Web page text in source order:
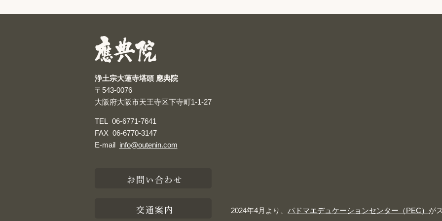
浄土宗大蓮寺塔頭 應典院
〒543-0076
大阪府大阪市天王寺区下寺町1-1-27
TEL 06-6771-7641
FAX 06-6770-3147
E-mail info@outenin.com
お問い合わせ
交通案内 2024年4月より、 パドマエデュケーションセンター（PEC） が